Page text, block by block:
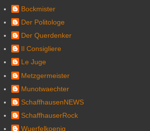
Bockmister
Der Politologe
Der Querdenker
Il Consigliere
Le Juge
Metzgermeister
Munotwaechter
SchaffhausenNEWS
SchaffhauserRock
Wuerfelkoenig